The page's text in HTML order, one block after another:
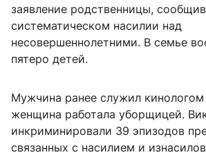
заявление родственницы,
систематическом насилии над
несовершеннолетними. В семье
пятеро детей.
Мужчина ранее служил
женщина работала уборщицей.
инкриминировали 39 эпизодов
связанных с насилием и